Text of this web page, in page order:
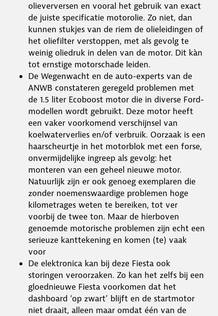
olieverversen en vooral het gebruik van exact
de juiste specificatie motorolie. Zo niet, dan
kunnen stukjes van de riem de olieleidingen of
het oliefilter verstoppen, met als gevolg te
weinig oliedruk in delen van de motor. Dit kàn
tot ernstige motorschade leiden.
De Wegenwacht en de auto-experts van de
ANWB constateren geregeld problemen met
de 1.5 liter Ecoboost motor die in diverse Ford-
modellen wordt gebruikt. Deze motor heeft
een vaker voorkomend verschijnsel van
koelwaterverlies en/of verbruik. Oorzaak is een
haarscheurtje in het motorblok met een forse,
onvermijdelijke ingreep als gevolg: het
monteren van een geheel nieuwe motor.
Natuurlijk zijn er ook genoeg exemplaren die
zonder noemenswaardige problemen hoge
kilometrages weten te bereiken, tot ver
voorbij de twee ton. Maar de hierboven
genoemde motorische problemen zijn echt een
serieuze kanttekening en komen (te) vaak
voor
De elektronica kan bij deze Fiesta ook
storingen veroorzaken. Zo kan het zelfs bij een
gloednieuwe Fiesta voorkomen dat het
dashboard ‘op zwart’ blijft en de startmotor
niet draait, alleen maar omdat één van de